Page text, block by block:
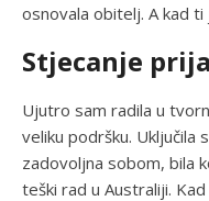
osnovala obitelj. A kad
Stjecanje
Ujutro sam radila u
veliku podršku.
zadovoljna sobom, bila
teški rad u Australiji.